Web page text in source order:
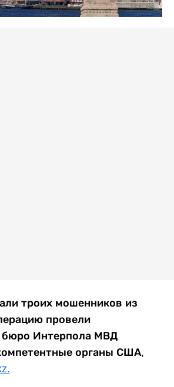
троих мошенников из
провели
бюро Интерпола МВД
органы США,